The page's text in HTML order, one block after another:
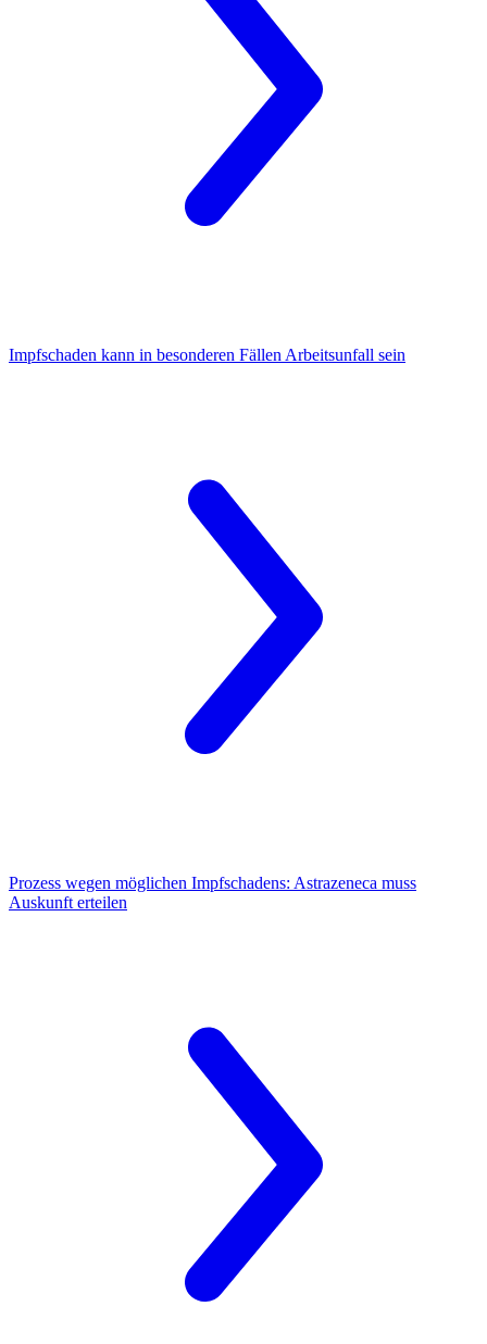
Impfschaden kann in besonderen Fällen Arbeitsunfall sein
Prozess wegen möglichen Impfschadens: Astrazeneca muss
Auskunft erteilen